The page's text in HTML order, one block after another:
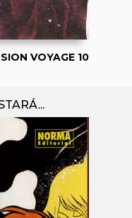
VOYAGE 10